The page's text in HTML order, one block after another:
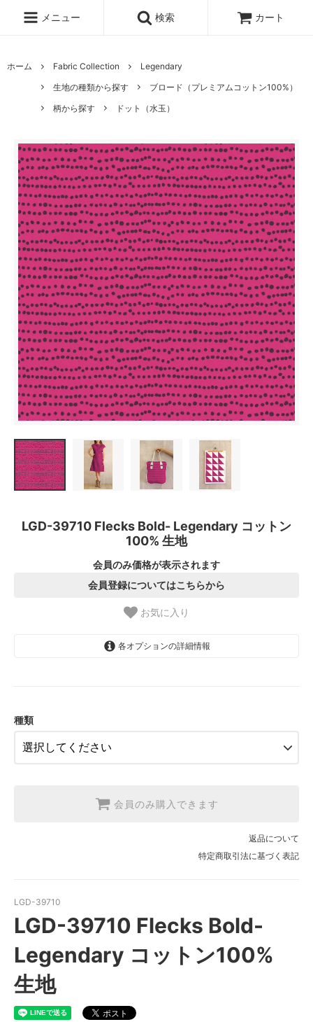
メニュー 検索 カート
ホーム Fabric Collection
Legendary
生地の種類から探す
ブロード（プレミアムコットン100%）
柄から探す
ドット（水玉）
LGD-39710 Flecks Bold- Legendary コットン
100% 生地
会員のみ価格が表示されます
会員登録についてはこちらから
お気に入り
各オプションの詳細情報
【2026/9/20〆10月発送予定分】
種類
会員のみ購入できます
返品について
特定商取引法に基づく表記
LGD-39710
LGD-39710 Flecks Bold-
Legendary コットン100%
生地